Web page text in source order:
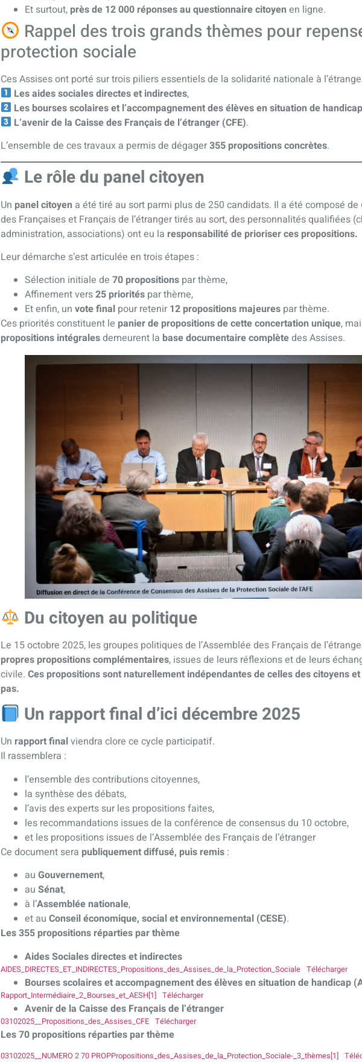
Et surtout, près de 12 000 réponses au questionnaire citoyen en ligne.
Rappel des trois grands thèmes pour
protection sociale
Ces Assises ont porté sur trois piliers essentiels de la solidarité nationale à
Les aides sociales directes et indirectes,
Les bourses scolaires et l’accompagnement des élèves en situation de
L’avenir de la Caisse des Français de l’étranger (CFE).
L’ensemble de ces travaux a permis de dégager355 propositions concrètes.
Le rôle du panel citoyen
Un panel citoyen a été tiré au sort parmi plus de 250 candidats. Il a été composé
des Françaises et Français de l’étranger tirés au sort, des personnalités qualifiées
administration, associations) ont eu la responsabilité de prioriser ces propositions.
Leur démarche s’est articulée en trois étapes :
Sélection initiale de 70 propositions par thème,
Affinement vers25 priorités par thème,
Et enfin, un vote final pour retenir 12 propositions majeures par thème.
Ces priorités constituent le panier de propositions de cette concertation unique,
propositions intégralesdemeurent la base documentaire complètedes Assises.
Du citoyen au politique
Le 15 octobre 2025, les groupes politiques de l’Assemblée des Français de
propres propositions complémentaires, issues de leurs réflexions et de leurs
civile. Ces propositions sont naturellement indépendantes de celles des citoyens
pas.
Un rapport final d’ici décembre 2025
Un rapport finalviendra clore ce cycle participatif.
Il rassemblera :
l’ensemble des contributions citoyennes,
la synthèse des débats,
l’avis des experts sur les propositions faites,
les recommandations issues de la conférence de consensus du 10 octobre,
et les propositions issues de l’Assemblée des Français de l’étranger
Ce document sera publiquement diffusé, puis remis :
au Gouvernement,
au Sénat,
à l’Assemblée nationale,
et au Conseil économique, social et environnemental (CESE).
Les 355 propositions réparties par thème
Aides Sociales directes et indirectes
AIDES_DIRECTES_ET_INDIRECTES_Propositions_des_Assises_de_la_Protection_Sociale Télécharger
Bourses scolaires et accompagnement des élèves en situation de handicap
Rapport_Intermédiaire_2_Bourses_et_AESH[1] Télécharger
Avenir de la Caisse des Français de l’étranger
03102025__Propositions_des_Assises_CFE Télécharger
Les 70 propositions réparties par thème
03102025__NUMERO 2 70 PROPPropositions_des_Assises_de_la_Protection_Sociale-_3_thèmes[1]